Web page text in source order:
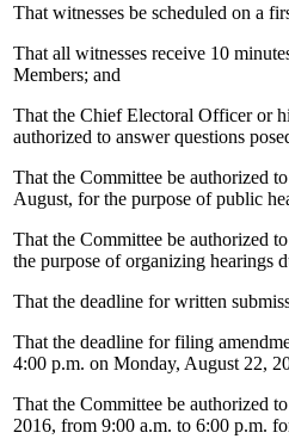
That witnesses be scheduled on a
That all witnesses receive 10
Members; and
That the Chief Electoral Officer or
authorized to answer questions
That the Committee be authorized
August, for the purpose of public
That the Committee be authorized
the purpose of organizing hearings
That the deadline for written
That the deadline for filing
4:00 p.m. on Monday, August 22,
That the Committee be authorized
2016, from 9:00 a.m. to 6:00 p.m.